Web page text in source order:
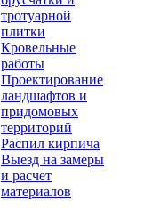
тротуарной
плитки
Кровельные
работы
Проектирование
ландшафтов и
придомовых
территорий
Распил кирпича
Выезд на замеры
и расчет
материалов